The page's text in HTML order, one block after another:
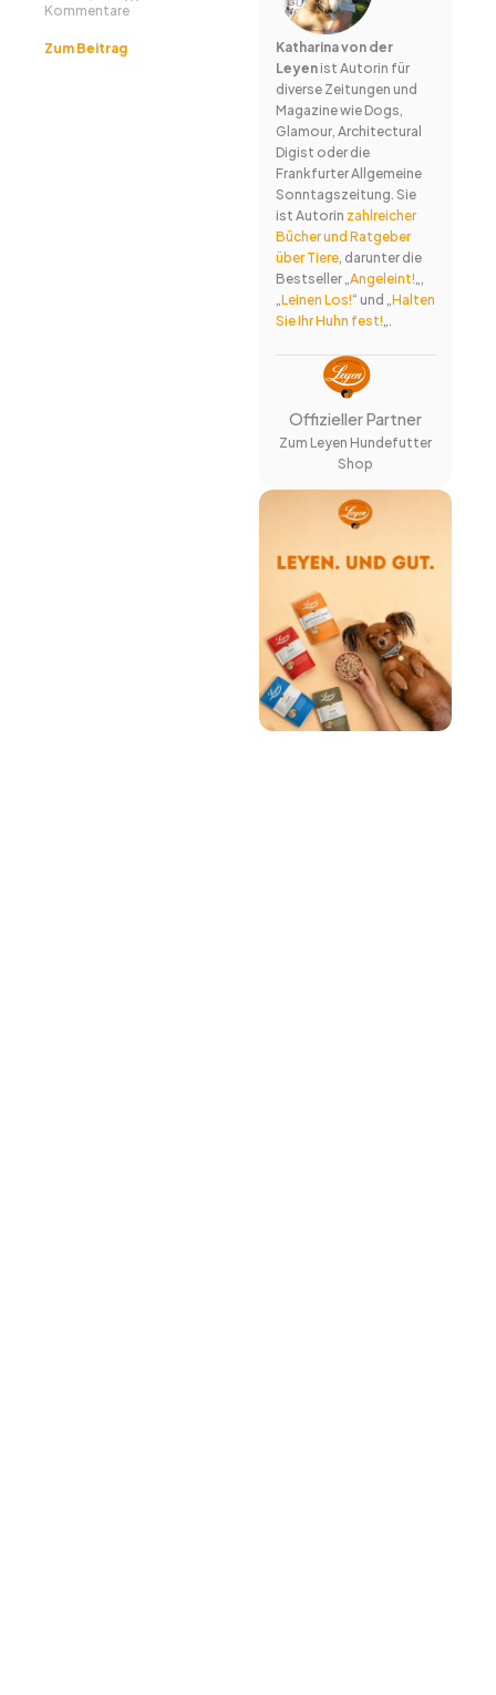
Kommentare
Zum Beitrag
Katharina von der
Leyenist Autorin für
diverse Zeitungen und
Magazine wie Dogs,
Glamour, Architectural
Digist oder die
Frankfurter Allgemeine
Sonntagszeitung. Sie
ist Autorin zahlreicher
Bücher und Ratgeber
über Tiere, darunter die
Bestseller „Angeleint!„,
„Leinen Los!“ und „Halten
Sie Ihr Huhn fest!„.
Offizieller Partner
Zum Leyen Hundefutter
Shop